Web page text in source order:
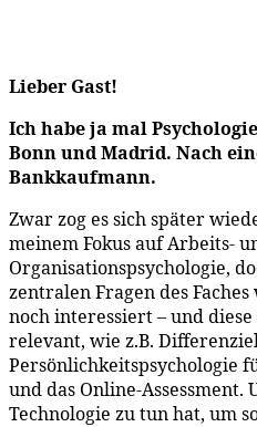
Lieber Gast!
Ich habe ja mal
Bonn und Madrid. Nach
Bankkaufmann.
Zwar zog es sich später
meinem Fokus auf Arbeits-
Organisationspsychologie,
zentralen Fragen des
noch interessiert – und
relevant, wie z.B.
Persönlichkeitspsychologie
und das Online-Assessment.
Technologie zu tun hat, um